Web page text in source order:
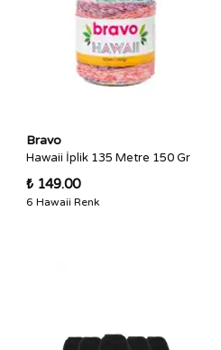
Bravo
Hawaii İplik 135 Metre 150 Gr
₺ 149.00
6 Hawaii Renk